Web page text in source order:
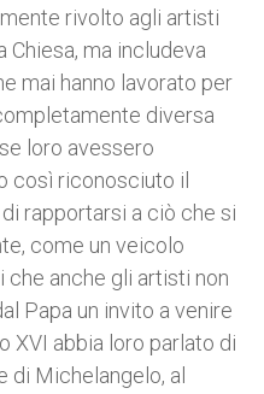
rivolto agli artisti
ma includeva
mai hanno lavorato per
diversa
loro avessero
così riconosciuto il
rapportarsi a ciò che si
come un veicolo
che anche gli artisti non
Papa un invito a venire
XVI abbia loro parlato di
di Michelangelo, al